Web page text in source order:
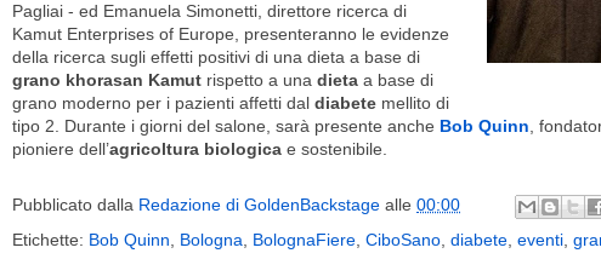
Pagliai - ed Emanuela Simonetti, direttore ricerca di
Kamut Enterprises of Europe, presenteranno le evidenze
della ricerca sugli effetti positivi di una dieta a base di
grano khorasan Kamut rispetto a una dieta a base di
grano moderno per i pazienti affetti dal diabete mellito di
tipo 2. Durante i giorni del salone, sarà presente anche Bob Quinn,
pioniere dell’agricoltura biologica e sostenibile.
Pubblicato dalla Redazione di GoldenBackstage alle 00:00
Etichette: Bob Quinn, Bologna, BolognaFiere, CiboSano, diabete, eventi,